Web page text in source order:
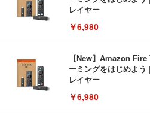
レイヤー
￥6,980
【New】Amazon
ーミングをはじめよ
レイヤー
￥6,980